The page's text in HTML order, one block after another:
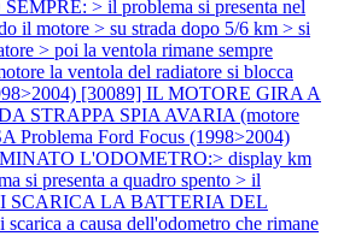
> il problema si presenta nel
il motore > su strada dopo 5/6 km > si
> poi la ventola rimane sempre
la ventola del radiatore si blocca
[30089] IL MOTORE GIRA A
STRAPPA SPIA AVARIA (motore
Problema Ford Focus (1998>2004)
L'ODOMETRO:> display km
si presenta a quadro spento > il
SCARICA LA BATTERIA DEL
a causa dell'odometro che rimane